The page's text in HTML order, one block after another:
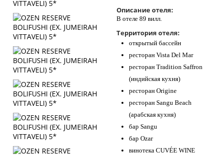
Описание отеля:
В отеле 89 вилл.
Территория отеля:
открытый бассейн
ресторан Vista Del Mar
ресторан Tradition Saffron
(индийская кухня)
ресторан Origine
ресторан Sangu Beach
(арабская кухня)
бар Sangu
бар Ozar
винотека CUVÉE WINE